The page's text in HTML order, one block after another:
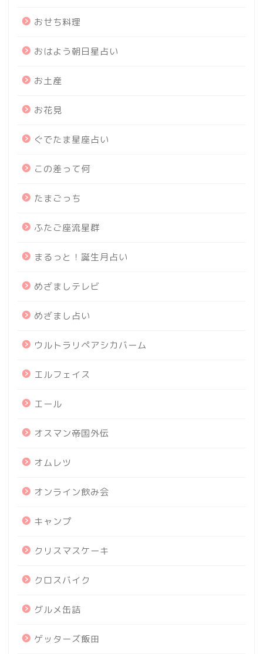
おせち料理
おはよう朝日星占い
お土産
お花見
ぐでたま星座占い
この差って何
たまごっち
ふたご座流星群
まるっと！誕生月占い
めざましテレビ
めざまし占い
ウルトラリペアシカバーム
エルフェイス
エール
オスマン帝国外伝
オムレツ
オンライン飲み会
キャンプ
クリスマスケーキ
クロスバイク
グルメ缶詰
ゲッターズ飯田